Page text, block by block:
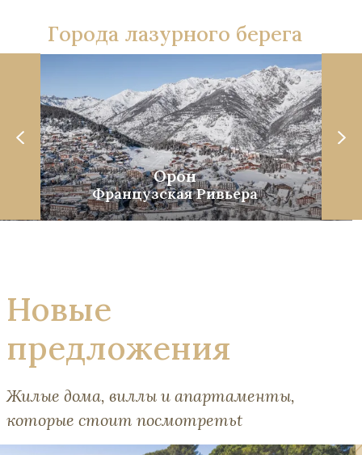
Города лазурного берега
Орон
Французская Ривьера
Новые
предложения
Жилые дома, виллы и апартаменты,
которые стоит посмотретьt